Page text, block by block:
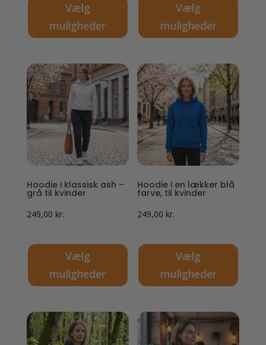
Vælg
muligheder
vare
har
flere
varianter.
Mulighederne
kan
vælges
på
varesiden
Vælg
muligheder
vare
har
flere
varianter.
Mulighederne
kan
vælges
på
varesiden
Hoodie i klassisk ash –
grå til kvinder
249,00 kr.
Vælg
muligheder
vare
har
flere
Hoodie i en lækker blå
farve, til kvinder
249,00 kr.
Vælg
muligheder
vare
har
flere